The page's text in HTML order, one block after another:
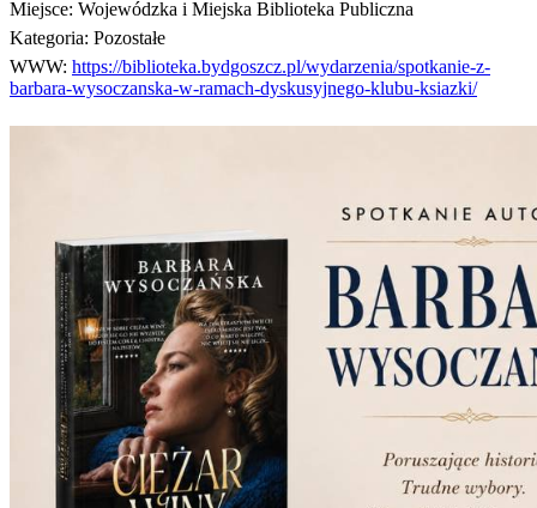
Miejsce: Wojewódzka i Miejska Biblioteka Publiczna
Kategoria: Pozostałe
WWW: https://biblioteka.bydgoszcz.pl/wydarzenia/spotkanie-z-
barbara-wysoczanska-w-ramach-dyskusyjnego-klubu-ksiazki/